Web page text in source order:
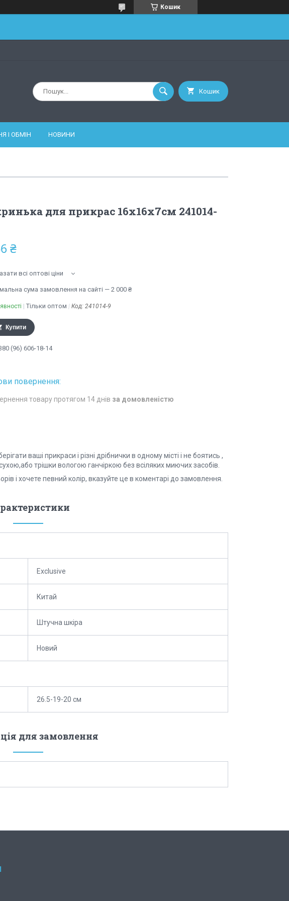
Кошик
Кошик
І ОБМІН НОВИНИ
для прикрас 16х16х7см 241014-
₴
всі оптові ціни
сума замовлення на сайті — 2 000 ₴
Тільки оптом Код: 241014-9
Купити
(96) 606-18-14
товару протягом 14 днів за домовленістю
ваші прикраси і різні дрібнички в одному місті і не боятись ,
трішки вологою ганчіркою без всіляких миючих засобів.
і хочете певний колір, вказуйте це в коментарі до замовлення.
Exclusive
Китай
Штучна шкіра
Новий
26.5-19-20 см
для замовлення